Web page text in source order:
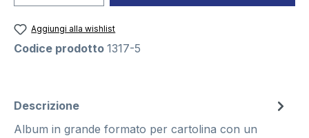
Aggiungi alla wishlist
Codice prodotto 1317-5
Descrizione
Album in grande formato per cartolina con un